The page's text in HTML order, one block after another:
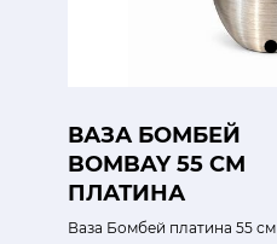
ВАЗА БОМБЕЙ
BOMBAY 55 СМ
ПЛАТИНА
Ваза Бомбей платина 55 см